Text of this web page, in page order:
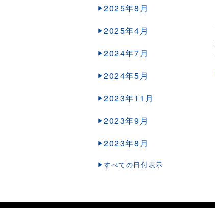
2025年8月
2025年4月
2024年7月
2024年5月
2023年11月
2023年9月
2023年8月
すべての日付表示